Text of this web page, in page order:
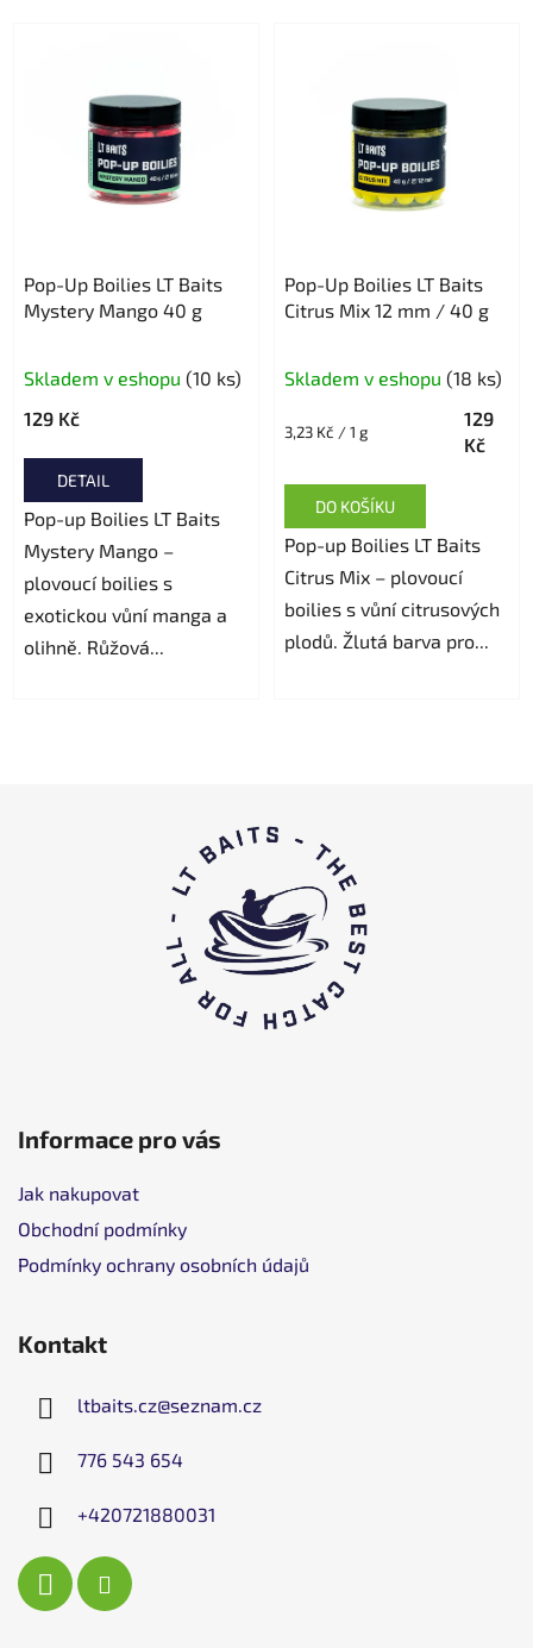
Pop-Up Boilies LT Baits
Mystery Mango 40 g
Skladem v eshopu (10 ks)
129 Kč
DETAIL
Pop-up Boilies LT Baits
Mystery Mango –
plovoucí boilies s
exotickou vůní manga a
olihně. Růžová...
Pop-Up Boilies LT Baits
Citrus Mix 12 mm / 40 g
Skladem v eshopu (18 ks)
129
Kč
Měrná
3,23 Kč / 1 g
DO KOŠÍKU
Pop-up Boilies LT Baits
Citrus Mix – plovoucí
boilies s vůní citrusových
plodů. Žlutá barva pro...
Informace pro vás
Jak nakupovat
Obchodní podmínky
Podmínky ochrany osobních údajů
Kontakt
ltbaits.cz@seznam.cz
776 543 654
+420721880031